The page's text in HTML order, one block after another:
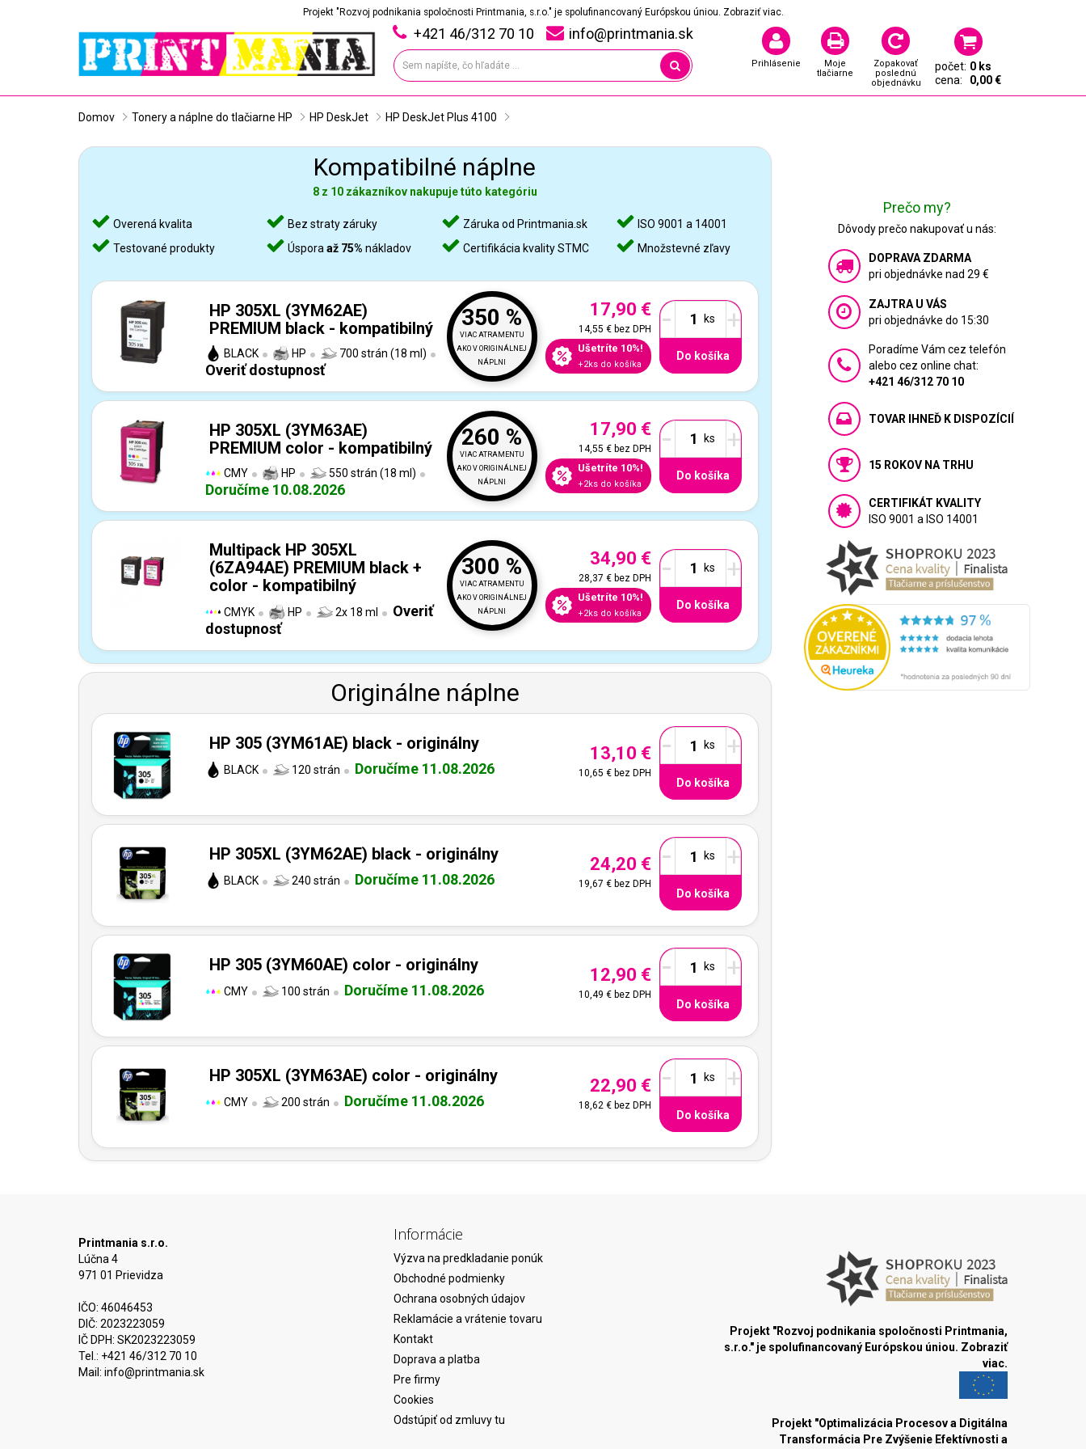
Projekt "Rozvoj podnikania spoločnosti Printmania, s.r.o." je spolufinancovaný Európskou úniou. Zobraziť viac.
+421 46/312 70 10 info@printmania.sk
Prihlásenie
Moje
tlačiarne
Zopakovať
poslednú
objednávku
počet: 0 ks
cena:
0,00 €
Domov Tonery a náplne do tlačiarne HP HP DeskJet HP DeskJet Plus 4100
Kompatibilné náplne
8 z 10 zákazníkov nakupuje túto kategóriu
Overená kvalita
Testované produkty
Bez straty záruky
Úsporaaž 75% nákladov
Záruka od Printmania.sk
Certifikácia kvality STMC
ISO 9001 a 14001
Množstevné zľavy
HP 305XL (3YM62AE)
PREMIUM black - kompatibilný
BLACK HP 700 strán (18 ml)
Overiť dostupnosť
350 %
VIAC ATRAMENTU
AKO V ORIGINÁLNEJ
NÁPLNI
17,90 €
14,55 €bez DPH
Ušetríte 10%!
+2ks do košíka
- +
Do košíka
HP 305XL (3YM63AE)
PREMIUM color - kompatibilný
CMY HP 550 strán (18 ml)
Doručíme 10.08.2026
260 %
VIAC ATRAMENTU
AKO V ORIGINÁLNEJ
NÁPLNI
17,90 €
14,55 €bez DPH
Ušetríte 10%!
+2ks do košíka
- +
Do košíka
Multipack HP 305XL
(6ZA94AE) PREMIUM black +
color - kompatibilný
CMYK HP 2x 18 ml
Overiť
dostupnosť
300 %
VIAC ATRAMENTU
AKO V ORIGINÁLNEJ
NÁPLNI
34,90 €
28,37 €bez DPH
Ušetríte 10%!
+2ks do košíka
- +
Do košíka
Originálne náplne
HP 305 (3YM61AE) black - originálny
BLACK 120 strán Doručíme 11.08.2026
13,10 €
10,65 €bez DPH
- +
Do košíka
HP 305XL (3YM62AE) black - originálny
BLACK 240 strán Doručíme 11.08.2026
24,20 €
19,67 €bez DPH
- +
Do košíka
HP 305 (3YM60AE) color - originálny
CMY 100 strán Doručíme 11.08.2026
12,90 €
10,49 €bez DPH
- +
Do košíka
HP 305XL (3YM63AE) color - originálny
CMY 200 strán Doručíme 11.08.2026
22,90 €
18,62 €bez DPH
- +
Do košíka
Prečo my?
Dôvody prečo nakupovať u nás:
DOPRAVA ZDARMA
pri objednávke nad 29 €
ZAJTRA U VÁS
pri objednávke do 15:30
Poradíme Vám cez telefón
alebo cez online chat:
+421 46/312 70 10
TOVAR IHNEĎ K DISPOZÍCIÍ
15 ROKOV NA TRHU
CERTIFIKÁT KVALITY
ISO 9001 a ISO 14001
Printmania s.r.o.
Lúčna 4
971 01 Prievidza
IČO: 46046453
DIČ: 2023223059
IČ DPH: SK2023223059
Tel.: +421 46/312 70 10
Mail: info@printmania.sk
Informácie
Výzva na predkladanie ponúk
Obchodné podmienky
Ochrana osobných údajov
Reklamácie a vrátenie tovaru
Kontakt
Doprava a platba
Pre firmy
Cookies
Odstúpiť od zmluvy tu
Projekt "Rozvoj podnikania spoločnosti Printmania,
s.r.o." je spolufinancovaný Európskou úniou. Zobraziť
viac.
Projekt "Optimalizácia Procesov a Digitálna
Transformácia Pre Zvýšenie Efektívnosti a